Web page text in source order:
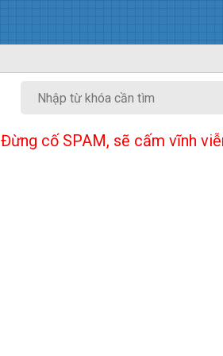
Đừng cố SPAM, sẽ cấm vĩnh